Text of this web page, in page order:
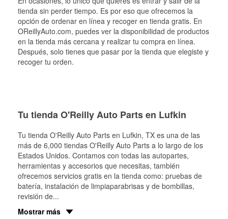
tienda sin perder tiempo. Es por eso que ofrecemos la
opción de ordenar en línea y recoger en tienda gratis. En
OReillyAuto.com, puedes ver la disponibilidad de productos
en la tienda más cercana y realizar tu compra en línea.
Después, solo tienes que pasar por la tienda que elegiste y
recoger tu orden.
Tu tienda O'Reilly Auto Parts en Lufkin
Tu tienda O'Reilly Auto Parts en Lufkin, TX es una de las
más de 6,000 tiendas O'Reilly Auto Parts a lo largo de los
Estados Unidos. Contamos con todas las autopartes,
herramientas y accesorios que necesitas, también
ofrecemos servicios gratis en la tienda como: pruebas de
batería, instalación de limpiaparabrisas y de bombillas,
revisión de...
Mostrar más